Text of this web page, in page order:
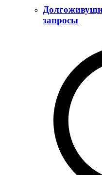
запросы